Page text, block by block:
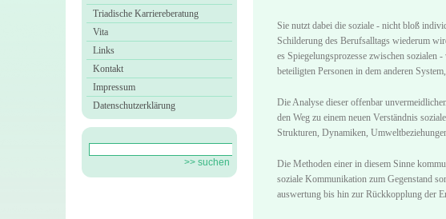
Triadische Karriereberatung
Vita
Links
Kontakt
Impressum
Datenschutzerklärung
Sie nutzt dabei die soziale - nicht bloß
Schilderung des Berufsalltags wiederum
es Spiegelungsprozesse zwischen sozialen
beteiligten Personen in dem anderen
Die Analyse dieser offenbar
den Weg zu einem neuen Verständnis
Strukturen, Dynamiken,
Die Methoden einer in diesem Sinne
soziale Kommunikation zum Gegenstand
auswertung bis hin zur Rückkopplung der